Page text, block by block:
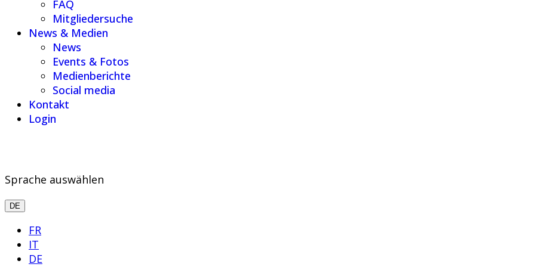
FAQ
Mitgliedersuche
News & Medien
News
Events & Fotos
Medienberichte
Social media
Kontakt
Login
Sprache auswählen
DE
FR
IT
DE